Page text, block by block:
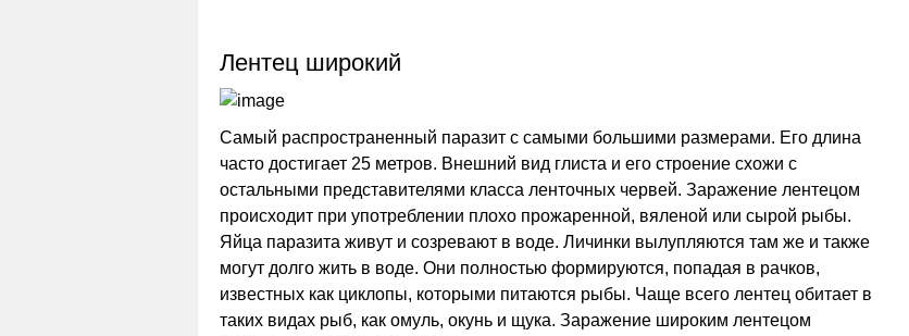
Лентец широкий
Самый распространенный паразит с самыми большими размерами. Его длина
часто достигает 25 метров. Внешний вид глиста и его строение схожи с
остальными представителями класса ленточных червей. Заражение лентецом
происходит при употреблении плохо прожаренной, вяленой или сырой рыбы.
Яйца паразита живут и созревают в воде. Личинки вылупляются там же и также
могут долго жить в воде. Они полностью формируются, попадая в рачков,
известных как циклопы, которыми питаются рыбы. Чаще всего лентец обитает в
таких видах рыб, как омуль, окунь и щука. Заражение широким лентецом